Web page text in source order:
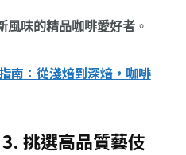
風味的精品咖啡愛好者。
南：從淺焙到深焙，咖啡
挑選高品質藝伎